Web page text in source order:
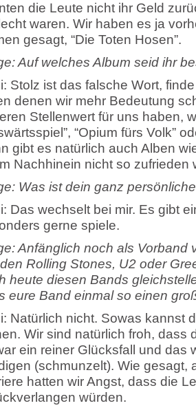
die Leute nicht ihr Geld
waren. Wir haben es ja
gesagt, “Die Toten Hosen”.
Auf welches Album seid ihr
Stolz ist das falsche Wort,
denen wir mehr Bedeutung
Stellenwert für uns haben,
“Opium fürs Volk”
gibt es natürlich auch Alben
Nachhinein nicht so zufrieden
Was ist dein ganz
Das wechselt bei mir. Es gibt
gerne spiele.
Anfänglich noch als Vorband
Rolling Stones, U2 oder
heute diesen Bands
eure Band einmal so einen
Natürlich nicht. Sowas kannst
Wir sind natürlich froh, dass
ein reiner Glücksfall und das
(schmunzelt). Wie gesagt,
hatten wir Angst, dass die
würden.